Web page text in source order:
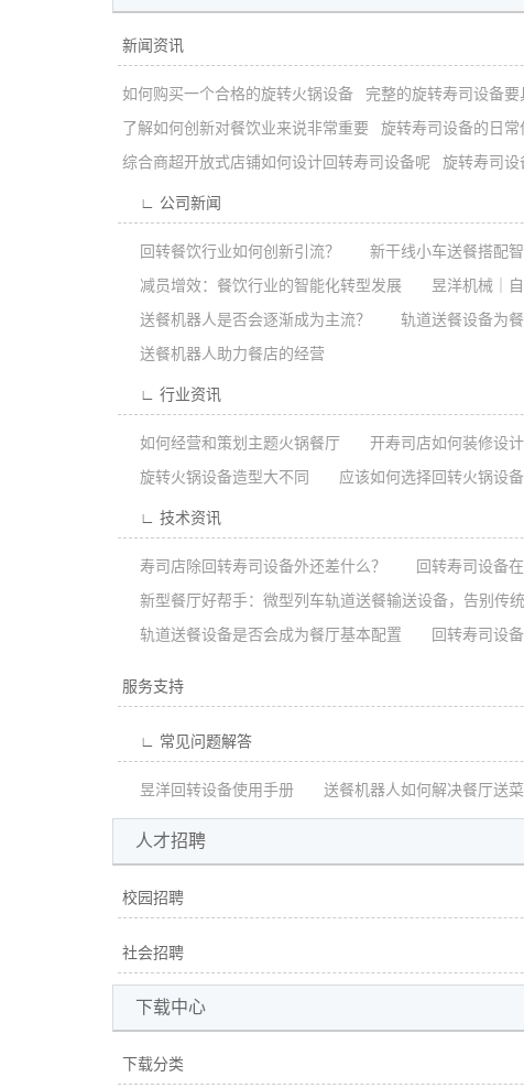
新闻资讯
如何购买一个合格的旋转火锅设备 完整的旋转寿司设备
了解如何创新对餐饮业来说非常重要
旋转寿司设备的日常
综合商超开放式店铺如何设计回转寿司设备呢
旋转寿司设
∟ 公司新闻
回转餐饮行业如何创新引流？ 新干线小车送餐搭配
减员增效：餐饮行业的智能化转型发展
昱洋机械｜自
送餐机器人是否会逐渐成为主流？
轨道送餐设备为
送餐机器人助力餐店的经营
∟ 行业资讯
如何经营和策划主题火锅餐厅 开寿司店如何装修设计
旋转火锅设备造型大不同
应该如何选择回转火锅设
∟ 技术资讯
寿司店除回转寿司设备外还差什么？ 回转寿司设备
新型餐厅好帮手：微型列车轨道送餐输送设备，告别传
轨道送餐设备是否会成为餐厅基本配置
回转寿司设备
服务支持
∟ 常见问题解答
昱洋回转设备使用手册 送餐机器人如何解决餐厅送菜
人才招聘
校园招聘
社会招聘
下载中心
下载分类